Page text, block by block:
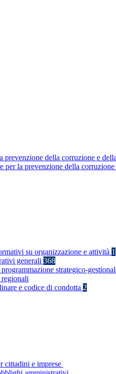
prevenzione della corruzione e
per la prevenzione della
su organizzazione e attività 1
generali 368
strategico-
e codice di condotta 2
cittadini e imprese